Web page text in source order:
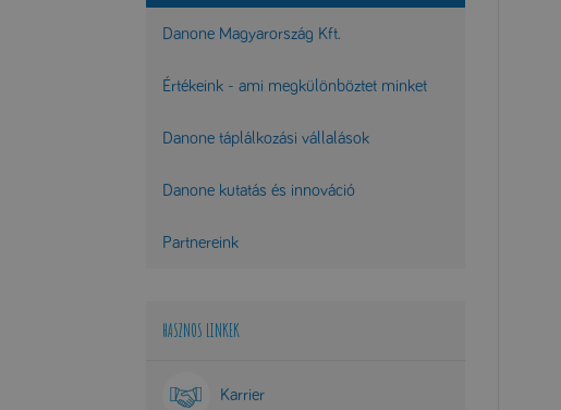
Danone Magyarország Kft.
Értékeink - ami megkülönböztet minket
Danone táplálkozási vállalások
Danone kutatás és innováció
Partnereink
HASZNOS LINKEK
Karrier